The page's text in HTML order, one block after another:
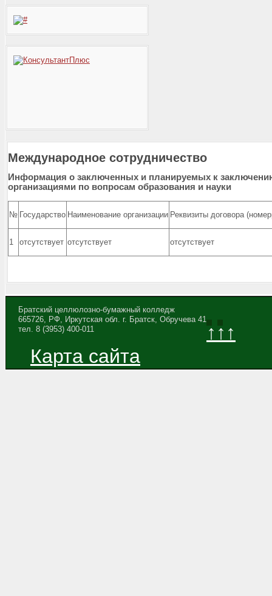
Международное сотрудничество
Информация о заключенных и планируемых к
организациями по вопросам образования и науки
№ Государство Наименование организации Реквизиты договора
1 отсутствует отсутствует отсутствует
Братский целлюлозно-бумажный колледж
665726, РФ, Иркутская обл. г. Братск, Обручева 41
тел. 8 (3953) 400-011
↑↑↑
Карта сайта